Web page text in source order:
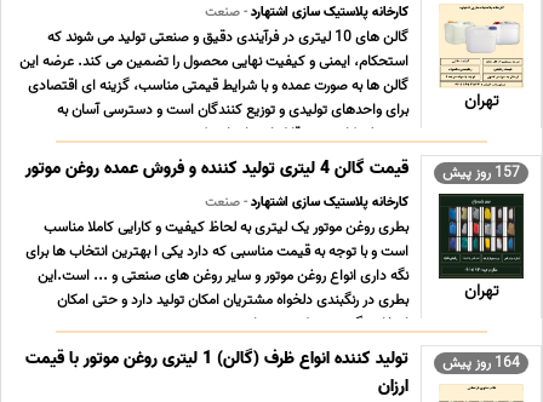
تهران
کارخانه پلاستیک سازی اشتهارد- صنعت
گالن های 10 لیتری در فرآیندی دقیق و صنعتی تولید می شوند که
استحکام، ایمنی و کیفیت نهایی محصول را تضمین می کند. عرضه این
گالن ها به صورت عمده و با شرایط قیمتی مناسب، گزینه ای اقتصادی
برای واحدهای تولیدی و توزیع کنندگان است و دسترسی آسان به
محصولی کاربردی و قابل اعتماد را ممکن می س ... ...
157 روز پیش
تهران
قیمت گالن 4 لیتری تولید کننده و فروش عمده روغن موتور
کارخانه پلاستیک سازی اشتهارد- صنعت
بطری روغن موتور یک لیتری به لحاظ کیفیت و کارایی کاملا مناسب
است و با توجه به قیمت مناسبی که دارد یکی ا بهترین انتخاب ها برای
نگه داری انواع روغن موتور و سایر روغن های صنعتی و ... است.این
بطری در رنگبندی دلخواه مشتریان امکان تولید دارد و حتی امکان
انتخاب نگ درب بطری نیز برای مشتری ... ...
164 روز پیش
تولید کننده انواع ظرف (گالن) 1 لیتری روغن موتور با قیمت
ارزان